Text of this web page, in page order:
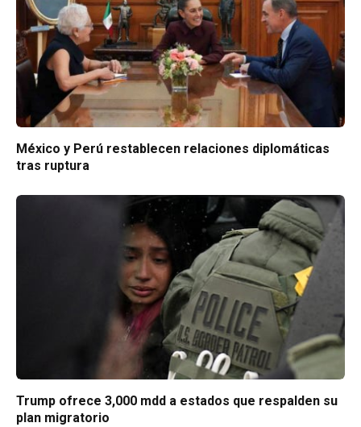
México y Perú restablecen relaciones diplomáticas
tras ruptura
Trump ofrece 3,000 mdd a estados que respalden su
plan migratorio